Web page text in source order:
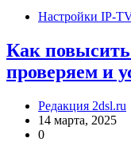
Настройки IP-
Как повысить
проверяем и
Редакция 2dsl.ru
14 марта, 2025
0